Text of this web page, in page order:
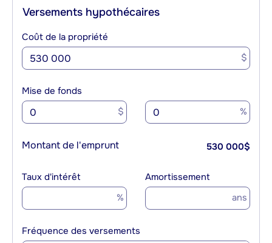
Versements hypothécaires
Coût de la propriété
$
Mise de fonds
$ %
Montant de l'emprunt 530 000$
Taux d'intérêt
%
Amortissement
ans
Fréquence des versements